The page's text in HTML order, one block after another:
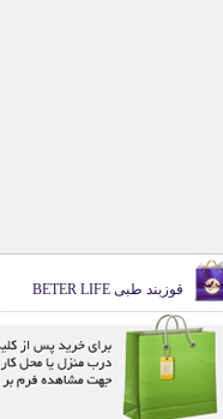
قوزبند طبی BETER LIFE